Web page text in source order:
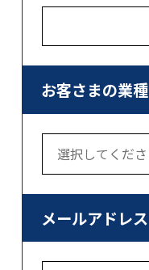
お客さまの業種
メールアドレス